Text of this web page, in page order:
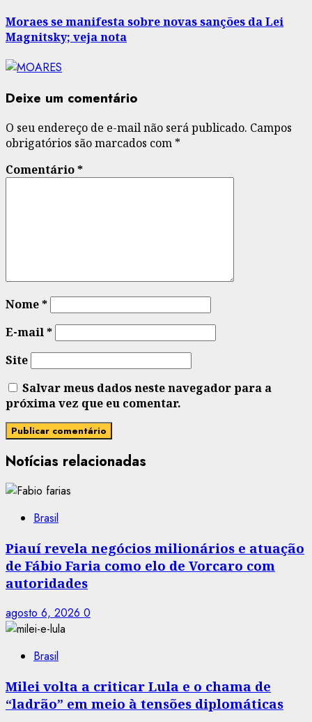
Moraes se manifesta sobre novas sanções da Lei
Magnitsky; veja nota
Deixe um comentário
O seu endereço de e-mail não será publicado. Campos
obrigatórios são marcados com *
Comentário*
Nome*
E-mail*
Site
Salvar meus dados neste navegador para a
próxima vez que eu comentar.
Notícias relacionadas
Brasil
Piauí revela negócios milionários e atuação
de Fábio Faria como elo de Vorcaro com
autoridades
agosto 6, 2026 0
Brasil
Milei volta a criticar Lula e o chama de
“ladrão” em meio à tensões diplomáticas